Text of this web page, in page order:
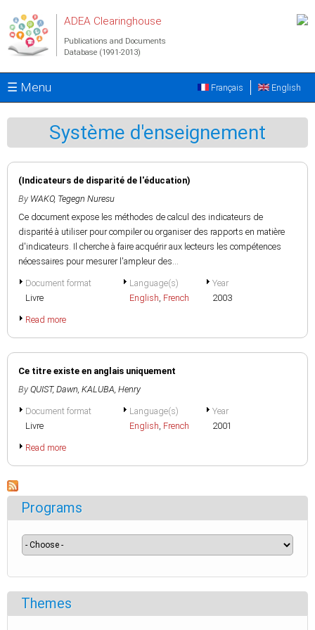
ADEA Clearinghouse
Publications and Documents
Database (1991-2013)
☰ Menu English
Français
Système d'enseignement
(Indicateurs de disparité de l'éducation)
By WAKO, Tegegn Nuresu
Ce document expose les méthodes de calcul des indicateurs de
disparité à utiliser pour compiler ou organiser des rapports en matière
d'indicateurs. Il cherche à faire acquérir aux lecteurs les compétences
nécessaires pour mesurer l'ampleur des...
Document format
Livre
Language(s)
English, French
Year
2003
Read more
Ce titre existe en anglais uniquement
By QUIST, Dawn, KALUBA, Henry
Document format
Livre
Language(s)
English, French
Year
2001
Read more
Programs
Themes